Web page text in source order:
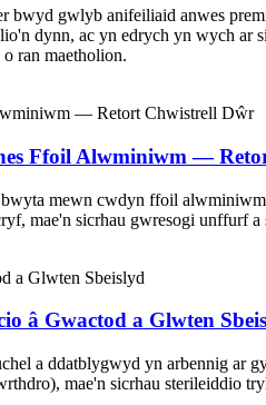
bwyd gwlyb anifeiliaid anwes
dynn, ac yn edrych yn wych
ran maetholion.
Ffoil Alwminiwm —
mewn cwdyn ffoil
mae'n sicrhau gwresogi unffurf
â Gwactod a Glwten
a ddatblygwyd yn arbennig ar
mae'n sicrhau sterileiddio